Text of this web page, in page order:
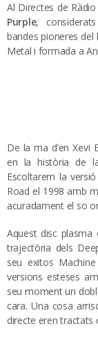
Al Directes de
Purple,
bandes pioneres del
Metal i formada a
De la ma d’en Xevi
en la història de
Escoltarem la
Road el 1998 amb
acuradament el so
Aquest disc
trajectòria dels
seu exitos
versions esteses
seu moment un
cara. Una cosa
directe eren tractats